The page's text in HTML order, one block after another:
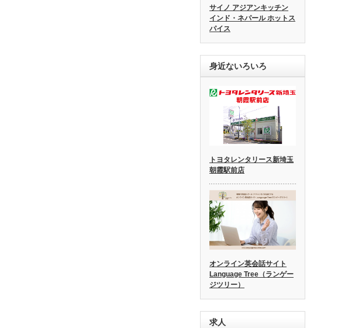
サイノ アジアンキッチン
インド・ネパール ホットス
パイス
身近ないろいろ
トヨタレンタリース新埼玉
朝霞駅前店
オンライン英会話サイト
Language Tree（ランゲー
ジツリー）
求人